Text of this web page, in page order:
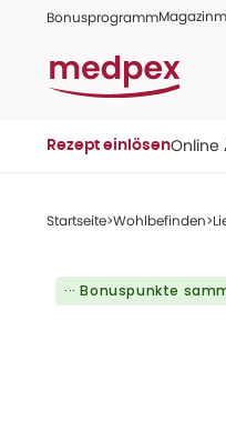
BonusprogrammMagazin
Rezept einlösenOnline
Startseite Wohlbefinden
··· Bonuspunkte